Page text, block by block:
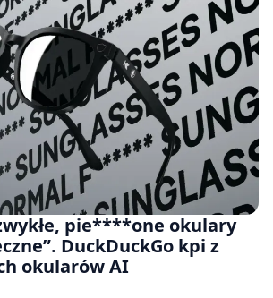
pie****one okulary
DuckDuckGo kpi z
okularów AI